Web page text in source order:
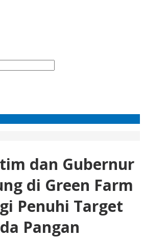
dan Gubernur
di Green Farm
Penuhi Target
Pangan